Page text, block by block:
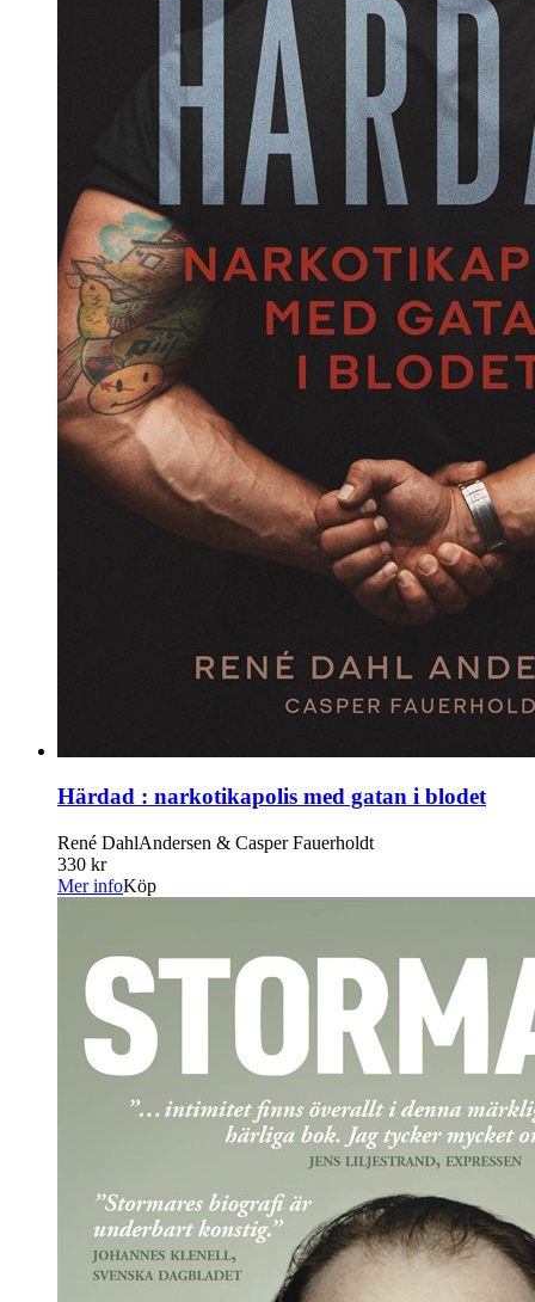
Härdad : narkotikapolis med gatan i blodet
René DahlAndersen & Casper Fauerholdt
330 kr
Mer infoKöp